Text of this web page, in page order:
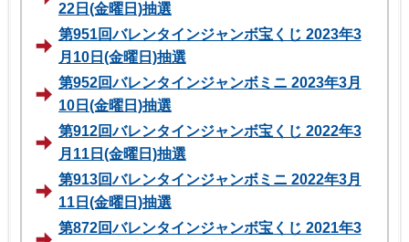
22日(金曜日)抽選
第951回バレンタインジャンボ宝くじ 2023年3
月10日(金曜日)抽選
第952回バレンタインジャンボミニ 2023年3月
10日(金曜日)抽選
第912回バレンタインジャンボ宝くじ 2022年3
月11日(金曜日)抽選
第913回バレンタインジャンボミニ 2022年3月
11日(金曜日)抽選
第872回バレンタインジャンボ宝くじ 2021年3